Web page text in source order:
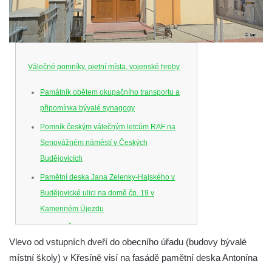
Válečné pomníky, pietní místa, vojenské hroby
Památník obětem okupačního transportu a
připomínka bývalé synagogy
Pomník českým válečným letcům RAF na
Senovážném náměstí v Českých
Budějovicích
Pamětní deska Jana Zelenky-Hajského v
Budějovické ulici na domě čp. 19 v
Kamenném Újezdu
Kenotaf Šimona Valhy na starém hřbitově v
Kamenném Újezdě
Kenotaf Václava B. Hájka na starém
Vlevo od vstupních dveří do obecního úřadu (budovy bývalé
místní školy) v Křesíně visí na fasádě pamětní deska Antonína